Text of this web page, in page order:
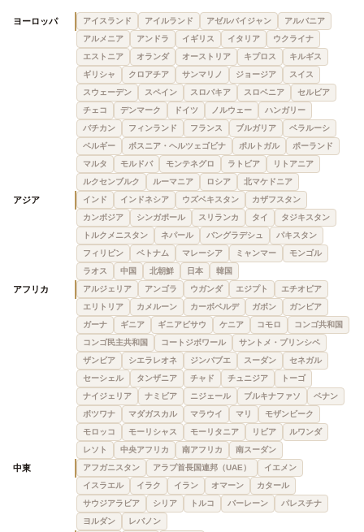
ヨーロッパ アイスランド アイルランド アゼルバイジャン
アルバニア
アルメニア
アンドラ イギリス イタリア
ウクライナ
エストニア
オランダ オーストリア キプロス
キルギス
ギリシャ
クロアチア サンマリノ ジョージア
スイス
スウェーデン
スペイン スロバキア スロベニア
セルビア
チェコ
デンマーク ドイツ ノルウェー
ハンガリー
バチカン
フィンランド フランス ブルガリア
ベラルーシ
ベルギー
ボスニア・ヘルツェゴビナ ポルトガル
ポーランド
マルタ
モルドバ モンテネグロ ラトビア
リトアニア
ルクセンブルク
ルーマニア ロシア 北マケドニア
アジア インド インドネシア ウズベキスタン
カザフスタン
カンボジア
シンガポール スリランカ タイ
タジキスタン
トルクメニスタン
ネパール バングラデシュ
パキスタン
フィリピン
ベトナム マレーシア ミャンマー
モンゴル
ラオス
中国 北朝鮮 日本 韓国
アフリカ アルジェリア アンゴラ ウガンダ エジプト
エチオピア
エリトリア
カメルーン カーボベルデ ガボン
ガンビア
ガーナ
ギニア ギニアビサウ ケニア コモロ
コンゴ共和国
コンゴ民主共和国
コートジボワール
サントメ・プリンシペ
ザンビア
シエラレオネ ジンバブエ スーダン
セネガル
セーシェル
タンザニア チャド チュニジア
トーゴ
ナイジェリア
ナミビア ニジェール ブルキナファソ
ベナン
ボツワナ
マダガスカル マラウイ マリ
モザンビーク
モロッコ
モーリシャス モーリタニア リビア
ルワンダ
レソト
中央アフリカ 南アフリカ 南スーダン
中東 アフガニスタン アラブ首長国連邦（UAE）
イエメン
イスラエル
イラク イラン オマーン
カタール
サウジアラビア
シリア トルコ バーレーン
パレスチナ
ヨルダン
レバノン